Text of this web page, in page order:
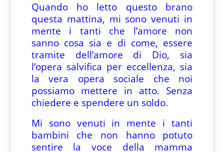
Quando ho letto questo brano
questa mattina, mi sono venuti in
mente i tanti che l’amore non
sanno cosa sia e di come, essere
tramite dell’amore di Dio, sia
l’opera salvifica per eccellenza, sia
la vera opera sociale che noi
possiamo mettere in atto. Senza
chiedere e spendere un soldo.
Mi sono venuti in mente i tanti
bambini che non hanno potuto
sentire la voce della mamma